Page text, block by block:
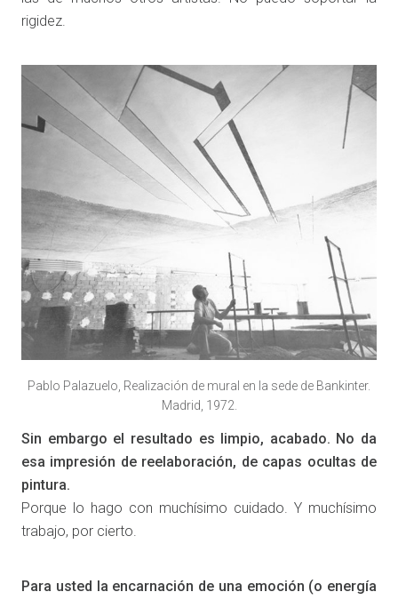
rigidez.
Pablo Palazuelo, Realización de mural en la sede de Bankinter.
Madrid, 1972.
Sin embargo el resultado es limpio, acabado. No da
esa impresión de reelaboración, de capas ocultas de
pintura.
Porque lo hago con muchísimo cuidado. Y muchísimo
trabajo, por cierto.
Para usted la encarnación de una emoción (o energía